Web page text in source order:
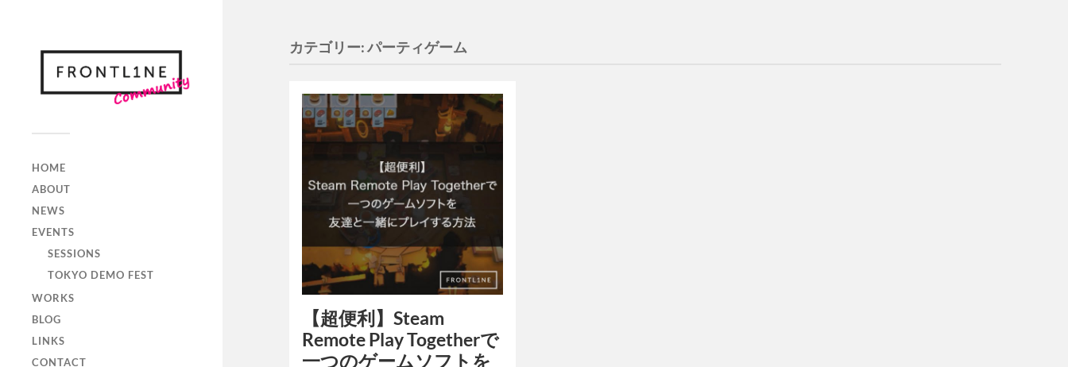
HOME
ABOUT
NEWS
EVENTS
SESSIONS
TOKYO DEMO FEST
WORKS
BLOG
LINKS
CONTACT
カテゴリー:パーティゲーム
【超便利】Steam
Remote Play Togetherで
一つのゲームソフトを